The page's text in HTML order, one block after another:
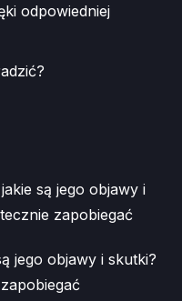
odpowiedniej
są jego objawy i
zapobiegać
jego objawy i skutki?